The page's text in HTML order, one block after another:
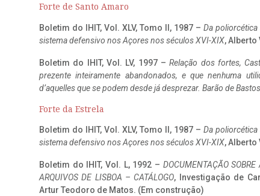
Forte de Santo Amaro
Boletim do IHIT, Vol. XLV, Tomo II, 1987 – Da
sistema defensivo nos Açores nos séculos XVI-XIX, Alberto
Boletim do IHIT, Vol. LV, 1997 –Relação dos fortes,
prezente inteiramente abandonados, e que nenhuma
d’aquelles que se podem desde já desprezar. Barão de Bastos
Forte da Estrela
Boletim do IHIT, Vol. XLV, Tomo II, 1987 – Da
sistema defensivo nos Açores nos séculos XVI-XIX, Alberto
Boletim do IHIT, Vol. L, 1992 – DOCUMENTAÇÃO
ARQUIVOS DE LISBOA – CATÁLOGO, Investigação de
Artur Teodoro de Matos. (Em construção)